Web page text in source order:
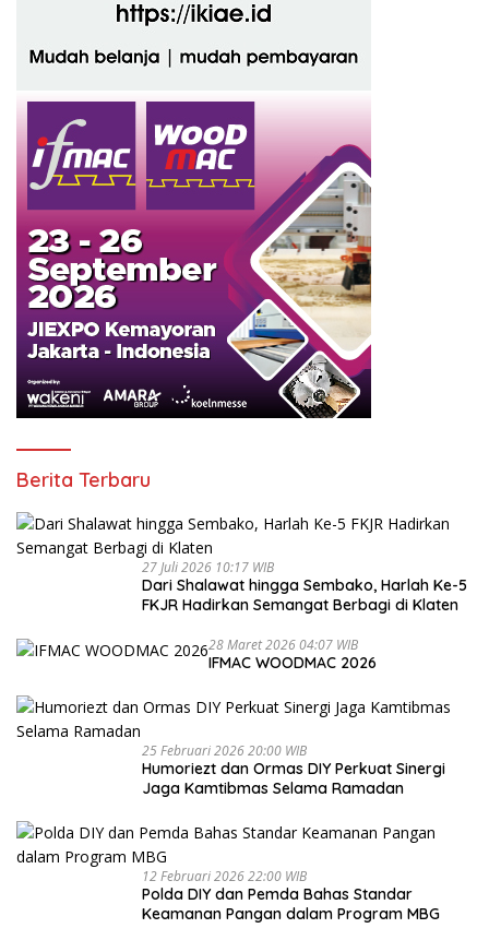
Berita Terbaru
27 Juli 2026 10:17 WIB
Dari Shalawat hingga Sembako, Harlah Ke-5
FKJR Hadirkan Semangat Berbagi di Klaten
28 Maret 2026 04:07 WIB
IFMAC WOODMAC 2026
25 Februari 2026 20:00 WIB
Humoriezt dan Ormas DIY Perkuat Sinergi
Jaga Kamtibmas Selama Ramadan
12 Februari 2026 22:00 WIB
Polda DIY dan Pemda Bahas Standar
Keamanan Pangan dalam Program MBG